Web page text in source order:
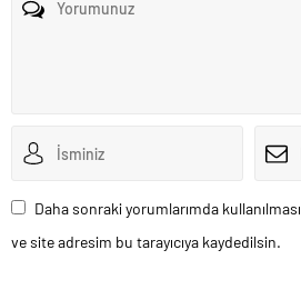
Daha sonraki yorumlarımda
ve site adresim bu tarayıcıya kaydedilsin.